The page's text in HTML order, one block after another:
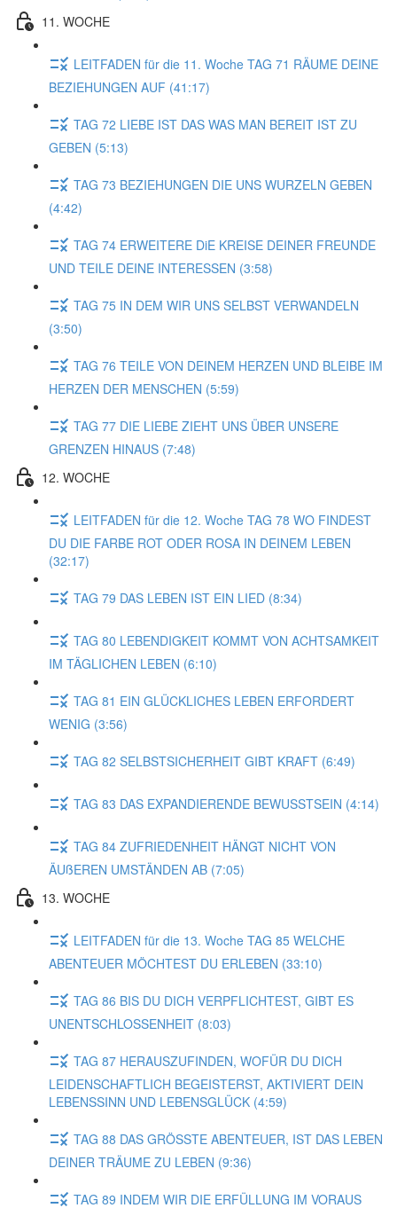
11. WOCHE
LEITFADEN für die 11. Woche TAG 71 RÄUME DEINE
BEZIEHUNGEN AUF (41:17)
TAG 72 LIEBE IST DAS WAS MAN BEREIT IST ZU
GEBEN (5:13)
TAG 73 BEZIEHUNGEN DIE UNS WURZELN GEBEN
(4:42)
TAG 74 ERWEITERE DiE KREISE DEINER FREUNDE
UND TEILE DEINE INTERESSEN (3:58)
TAG 75 IN DEM WIR UNS SELBST VERWANDELN
(3:50)
TAG 76 TEILE VON DEINEM HERZEN UND BLEIBE IM
HERZEN DER MENSCHEN (5:59)
TAG 77 DIE LIEBE ZIEHT UNS ÜBER UNSERE
GRENZEN HINAUS (7:48)
12. WOCHE
LEITFADEN für die 12. Woche TAG 78 WO FINDEST
DU DIE FARBE ROT ODER ROSA IN DEINEM LEBEN
(32:17)
TAG 79 DAS LEBEN IST EIN LIED (8:34)
TAG 80 LEBENDIGKEIT KOMMT VON ACHTSAMKEIT
IM TÄGLICHEN LEBEN (6:10)
TAG 81 EIN GLÜCKLICHES LEBEN ERFORDERT
WENIG (3:56)
TAG 82 SELBSTSICHERHEIT GIBT KRAFT (6:49)
TAG 83 DAS EXPANDIERENDE BEWUSSTSEIN (4:14)
TAG 84 ZUFRIEDENHEIT HÄNGT NICHT VON
ÄUßEREN UMSTÄNDEN AB (7:05)
13. WOCHE
LEITFADEN für die 13. Woche TAG 85 WELCHE
ABENTEUER MÖCHTEST DU ERLEBEN (33:10)
TAG 86 BIS DU DICH VERPFLICHTEST, GIBT ES
UNENTSCHLOSSENHEIT (8:03)
TAG 87 HERAUSZUFINDEN, WOFÜR DU DICH
LEIDENSCHAFTLICH BEGEISTERST, AKTIVIERT DEIN
LEBENSSINN UND LEBENSGLÜCK (4:59)
TAG 88 DAS GRÖSSTE ABENTEUER, IST DAS LEBEN
DEINER TRÄUME ZU LEBEN (9:36)
TAG 89 INDEM WIR DIE ERFÜLLUNG IM VORAUS